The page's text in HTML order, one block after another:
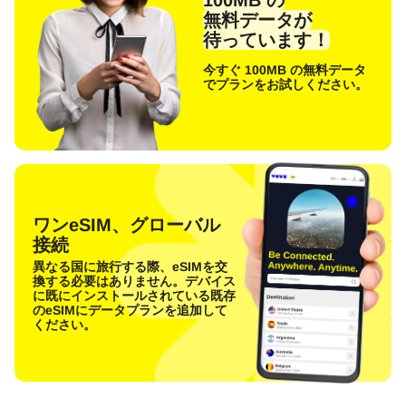
無料データが
待っています！
今すぐ 100MB の無料データ
でプランをお試しください。
ワンeSIM、グローバル
接続
異なる国に旅行する際、eSIMを交
換する必要はありません。デバイス
に既にインストールされている既存
のeSIMにデータプランを追加して
ください。